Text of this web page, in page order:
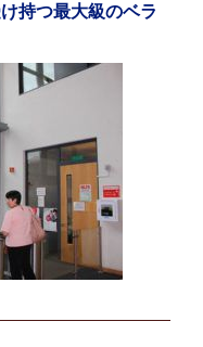
持つ最大級のベラ